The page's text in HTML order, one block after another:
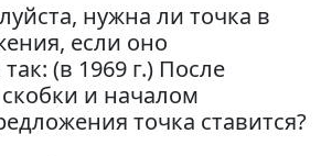
нужна ли точка в
если оно
(в 1969 г.) После
и началом
точка ставится?